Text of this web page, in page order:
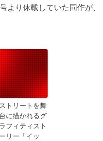
より休載していた同作が、
ストリートを舞
台に描かれるグ
ラフィティスト
ーリー「イッ